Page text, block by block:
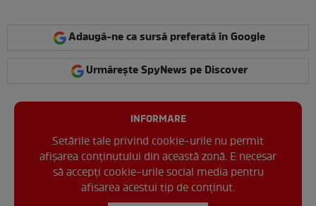
Adaugă-ne ca sursă preferată în Google
Urmărește SpyNews pe Discover
INFORMARE
Setările tale privind cookie-urile nu permit
afișarea conținutului din această zonă. E necesar
să accepți cookie-urile social media pentru
afisarea acestui tip de conținut.